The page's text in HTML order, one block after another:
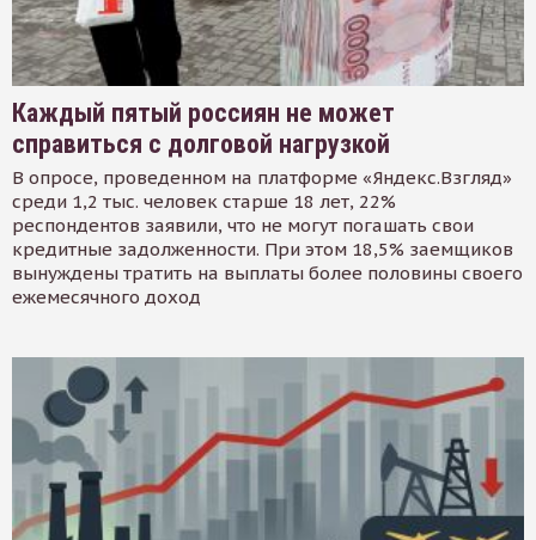
Каждый пятый россиян не может
справиться с долговой нагрузкой
В опросе, проведенном на платформе «Яндекс.Взгляд»
среди 1,2 тыс. человек старше 18 лет, 22%
респондентов заявили, что не могут погашать свои
кредитные задолженности. При этом 18,5% заемщиков
вынуждены тратить на выплаты более половины своего
ежемесячного доход